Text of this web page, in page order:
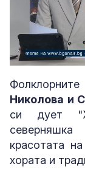
Unmute
Николова и
си дует
красотата
хората и